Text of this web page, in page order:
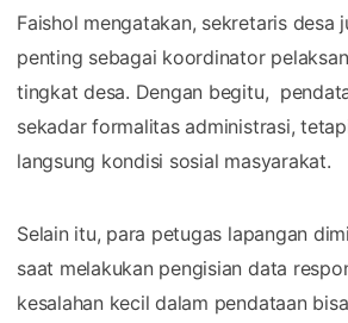
Faishol mengatakan, sekretaris desa
penting sebagai koordinator
tingkat desa. Dengan begitu,
sekadar formalitas administrasi,
langsung kondisi sosial masyarakat.
Selain itu, para petugas lapangan
saat melakukan pengisian data
kesalahan kecil dalam pendataan